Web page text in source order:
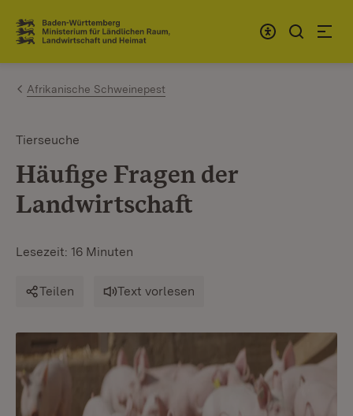
Zum Inhalt springen
Link zur Startseite
Afrikanische Schweinepest
Tierseuche
Häufige Fragen der
Landwirtschaft
Lesezeit: 16 Minuten
Teilen Text vorlesen